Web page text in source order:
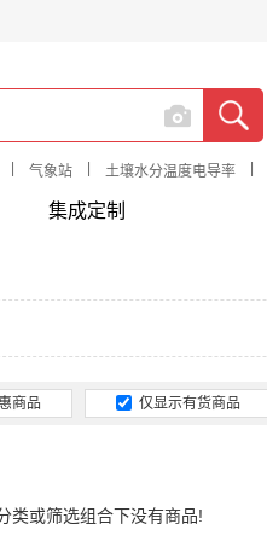
气象站 土壤水分温度电导率
集成定制
商品 仅显示有货商品
类或筛选组合下没有商品!